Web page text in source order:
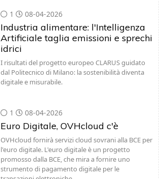
1 08-04-2026
Industria alimentare: l'Intelligenza
Artificiale taglia emissioni e sprechi
idrici
I risultati del progetto europeo CLARUS guidato
dal Politecnico di Milano: la sostenibilità diventa
digitale e misurabile.
1 08-04-2026
Euro Digitale, OVHcloud c'è
OVHcloud fornirà servizi cloud sovrani alla BCE per
l'euro digitale. L'euro digitale è un progetto
promosso dalla BCE, che mira a fornire uno
strumento di pagamento digitale per le